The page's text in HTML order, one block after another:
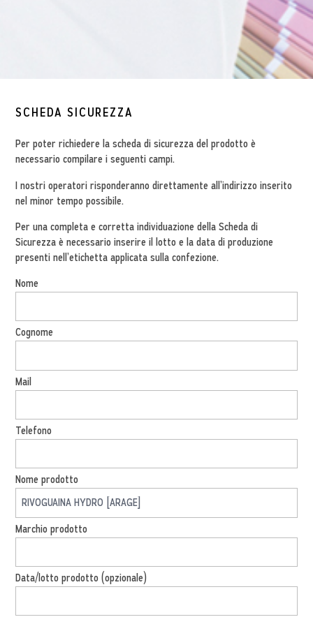
SCHEDA SICUREZZA
Per poter richiedere la scheda di sicurezza del prodotto è
necessario compilare i seguenti campi.
I nostri operatori risponderanno direttamente all’indirizzo inserito
nel minor tempo possibile.
Per una completa e corretta individuazione della Scheda di
Sicurezza è necessario inserire il lotto e la data di produzione
presenti nell’etichetta applicata sulla confezione.
Nome
Cognome
Mail
Telefono
Nome prodotto
Marchio prodotto
Data/lotto prodotto (opzionale)